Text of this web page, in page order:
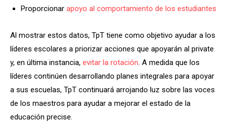
Proporcionar apoyo al comportamiento de los estudiantes
Al mostrar estos datos, TpT tiene como objetivo ayudar a los
líderes escolares a priorizar acciones que apoyarán al private
y, en última instancia, evitar la rotación. A medida que los
líderes continúen desarrollando planes integrales para apoyar
a sus escuelas, TpT continuará arrojando luz sobre las voces
de los maestros para ayudar a mejorar el estado de la
educación precise.